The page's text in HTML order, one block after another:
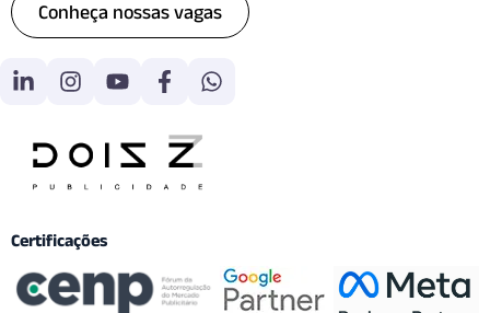
Conheça nossas vagas
Certificações